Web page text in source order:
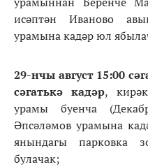
исәптән Иваново
урамына кадәр юл
29-нчы август 15:00
сәгатькә кадәр,
урамы буенча
Әпсәләмов урамына
янындагы парковка
булачак;